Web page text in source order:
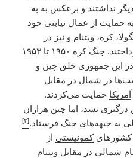
نداشتند و برعکس به به
حمایت از عمال نیابتی خود
،کره، ویتنام و نیز در
می‌پرداختند. جنگ کره ۱۹۵۰ تا ۱۹۵۳
این جمهوری خلق چین و
در شمال در مقابل
آمریکا حمایت می‌کردند.
نشد، اما چین هزاران
به جبهه‌های جنگ فرستاد.[۳]
کشورهایکمونیستی از
شمالی در مقابل ویتنام